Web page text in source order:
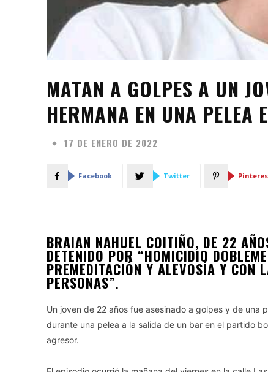
MATAN A GOLPES A UN
HERMANA EN UNA PELEA
17 DE ENERO DE 2022
Facebook Twitter
BRAIAN NAHUEL COITIÑO, DE 22
DETENIDO POR “HOMICIDIO
PREMEDITACIÓN Y ALEVOSÍA Y CON
PERSONAS”.
Un joven de 22 años fue asesinado a golpes y de una
durante una pelea a la salida de un bar en el partido
agresor.